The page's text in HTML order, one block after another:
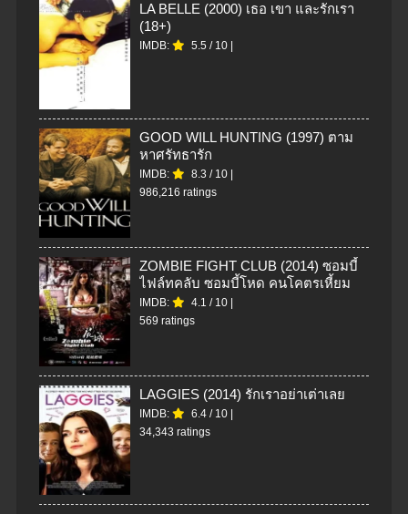
LA BELLE (2000) เธอ เขา และรักเรา
(18+)
IMDB: 5.5 / 10
GOOD WILL HUNTING (1997) ตาม
หาศรัทธารัก
IMDB: 8.3 / 10
986,216 ratings
ZOMBIE FIGHT CLUB (2014) ซอมบี้
ไฟล์ทคลับ ซอมบี้โหด คนโคตรเหี้ยม
IMDB: 4.1 / 10
569 ratings
LAGGIES (2014) รักเราอย่าเต่าเลย
IMDB: 6.4 / 10
34,343 ratings